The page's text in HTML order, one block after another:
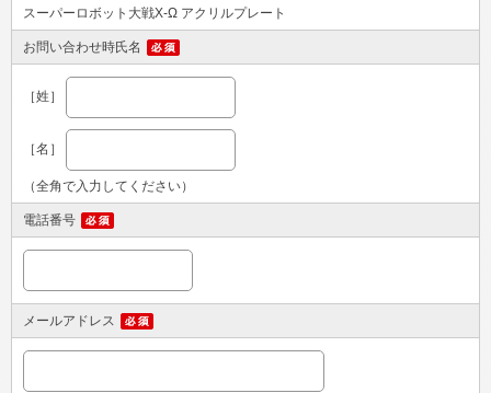
スーパーロボット大戦X-Ω アクリルプレート
お問い合わせ時氏名
［姓］
［名］
（全角で入力してください）
電話番号
メールアドレス